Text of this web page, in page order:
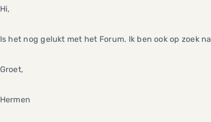
Hi,
Is het nog gelukt met het Forum. Ik ben ook op zoek
Groet,
Hermen